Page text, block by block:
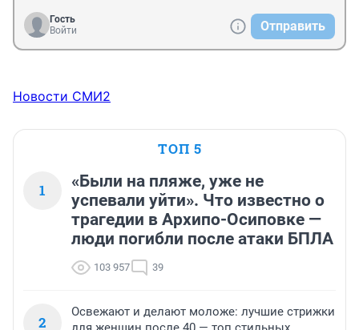
Гость
Войти
Отправить
Новости СМИ2
ТОП 5
1
«Были на пляже, уже не
успевали уйти». Что известно о
трагедии в Архипо-Осиповке —
люди погибли после атаки БПЛА
103 957 39
2
Освежают и делают моложе: лучшие стрижки